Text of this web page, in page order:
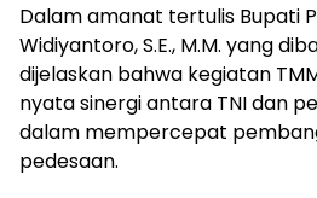
Dalam amanat tertulis Bupati
Widiyantoro, S.E., M.M. yang
dijelaskan bahwa kegiatan
nyata sinergi antara TNI dan
dalam mempercepat
pedesaan.